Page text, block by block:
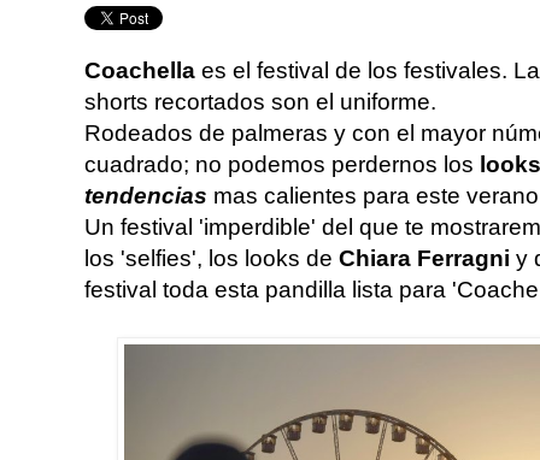
Coachella es el festival de los festivales.
shorts recortados son el uniforme.
Rodeados de palmeras y con el mayor
cuadrado; no podemos perdernos los looks
tendencias mas calientes para este
Un festival 'imperdible' del que te
los 'selfies', los looks de Chiara Ferragni y
festival toda esta pandilla lista para